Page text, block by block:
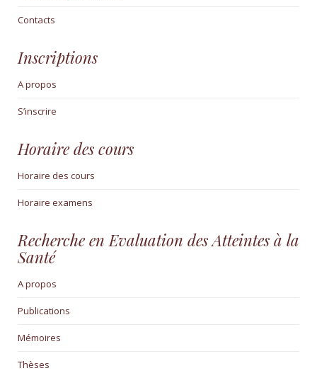
Contacts
Inscriptions
A propos
S’inscrire
Horaire des cours
Horaire des cours
Horaire examens
Recherche en Evaluation des Atteintes à la
Santé
A propos
Publications
Mémoires
Thèses